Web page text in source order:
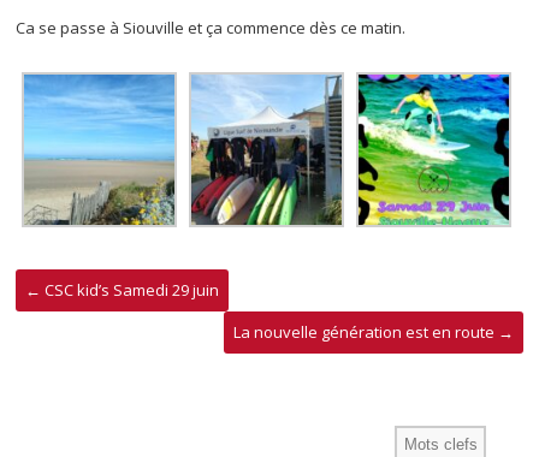
Ca se passe à Siouville et ça commence dès ce matin.
← CSC kid’s Samedi 29 juin
La nouvelle génération est en route →